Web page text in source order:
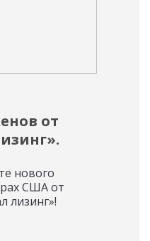
от
нового
США от
лизинг»!